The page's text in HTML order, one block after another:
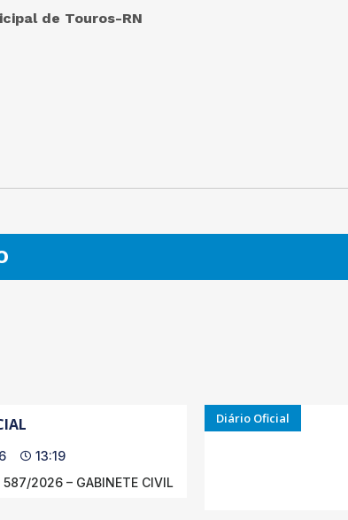
de Touros-RN
13:19
587/2026 – GABINETE CIVIL
Diário Oficial